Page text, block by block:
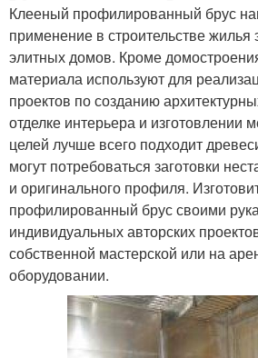
Клееный профилированный брус
применение в строительстве жилья
элитных домов. Кроме
материала используют для
проектов по созданию
отделке интерьера и изготовлении
целей лучше всего подходит
могут потребоваться заготовки
и оригинального профиля.
профилированный брус своими
индивидуальных авторских
собственной мастерской или на
оборудовании.